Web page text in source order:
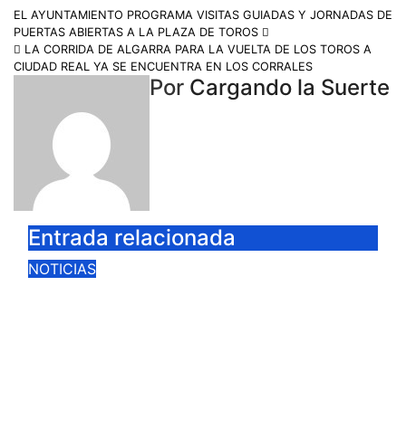
EL AYUNTAMIENTO PROGRAMA VISITAS GUIADAS Y JORNADAS DE
PUERTAS ABIERTAS A LA PLAZA DE TOROS
LA CORRIDA DE ALGARRA PARA LA VUELTA DE LOS TOROS A
CIUDAD REAL YA SE ENCUENTRA EN LOS CORRALES
Por Cargando la Suerte
Entrada relacionada
NOTICIAS